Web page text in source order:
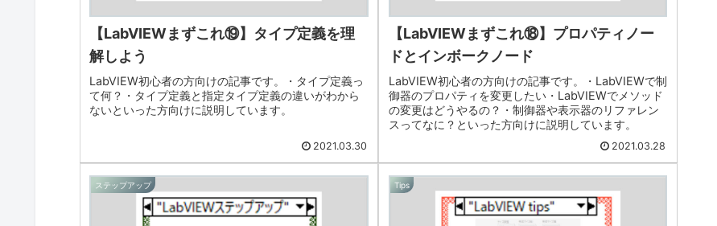
【LabVIEWまずこれ⑲】タイプ定義を理
解しよう
LabVIEW初心者の方向けの記事です。・タイプ定義っ
て何？・タイプ定義と指定タイプ定義の違いがわから
ないといった方向けに説明しています。
2021.03.30
【LabVIEWまずこれ⑱】プロパティノー
ドとインボークノード
LabVIEW初心者の方向けの記事です。・LabVIEWで制
御器のプロパティを変更したい・LabVIEWでメソッド
の変更はどうやるの？・制御器や表示器のリファレン
スってなに？といった方向けに説明しています。
2021.03.28
ステップアップ Tips